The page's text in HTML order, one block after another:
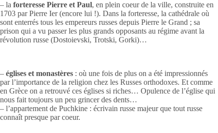
– la forteresse Pierre et Paul, en plein coeur de la ville, construite en
1703 par Pierre Ier (encore lui !). Dans la forteresse, la cathédrale où
sont enterrés tous les empereurs russes depuis Pierre le Grand ; sa
prison qui a vu passer les plus grands opposants au régime avant la
révolution russe (Dostoievski, Trotski, Gorki)…
– églises et monastères : où une fois de plus on a été impressionnés
par l’importance de la religion chez les Russes orthodoxes. Et comme
en Grèce on a retrouvé ces églises si riches… Opulence de l’église qui
nous fait toujours un peu grincer des dents…
– l’appartement de Puchkine : écrivain russe majeur que tout russe
connaît presque par coeur.